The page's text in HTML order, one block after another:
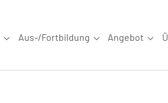
Submenu for "Wettkampfsport"
Aus-/Fortbildung
Submenu for
Angebot